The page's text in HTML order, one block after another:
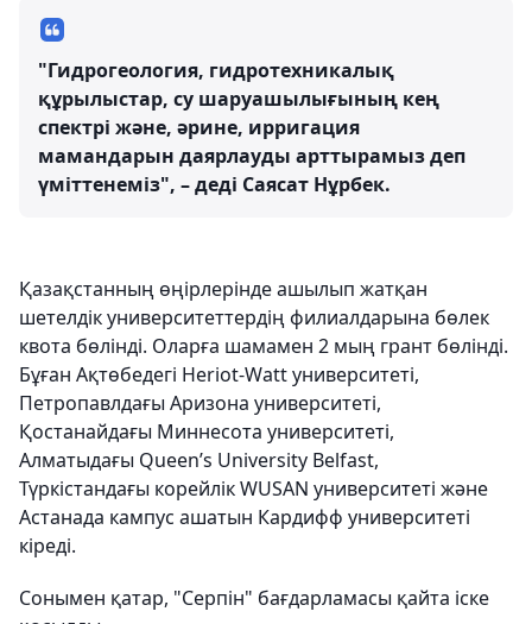
"Гидрогеология, гидротехникалық
құрылыстар, су шаруашылығының кең
спектрі және, әрине, ирригация
мамандарын даярлауды арттырамыз деп
үміттенеміз", – деді Саясат Нұрбек.
Қазақстанның өңірлерінде ашылып жатқан
шетелдік университеттердің филиалдарына бөлек
квота бөлінді. Оларға шамамен 2 мың грант бөлінді.
Бұған Ақтөбедегі Heriot-Watt университеті,
Петропавлдағы Аризона университеті,
Қостанайдағы Миннесота университеті,
Алматыдағы Queen’s University Belfast,
Түркістандағы корейлік WUSAN университеті және
Астанада кампус ашатын Кардифф университеті
кіреді.
Сонымен қатар, "Серпін" бағдарламасы қайта іске